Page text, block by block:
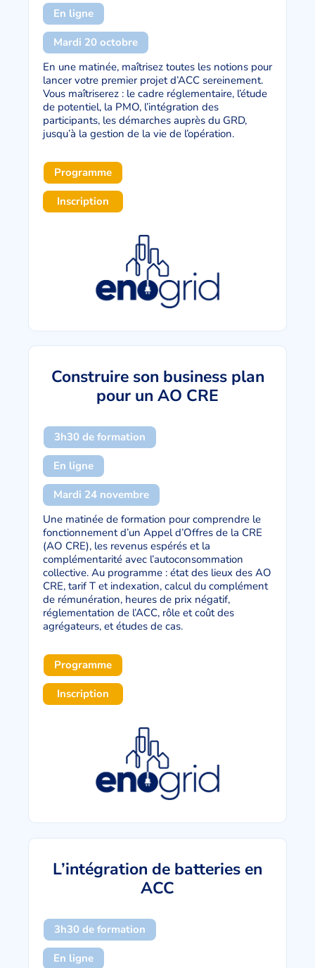
En ligne
Mardi 20 octobre
En une matinée, maîtrisez toutes les notions pour
lancer votre premier projet d’ACC sereinement.
Vous maîtriserez : le cadre réglementaire, l’étude
de potentiel, la PMO, l’intégration des
participants, les démarches auprès du GRD,
jusqu’à la gestion de la vie de l’opération.
Programme
Inscription
Construire son business plan
pour un AO CRE
3h30 de formation
En ligne
Mardi 24 novembre
Une matinée de formation pour comprendre le
fonctionnement d’un Appel d’Offres de la CRE
(AO CRE), les revenus espérés et la
complémentarité avec l’autoconsommation
collective. Au programme : état des lieux des AO
CRE, tarif T et indexation, calcul du complément
de rémunération, heures de prix négatif,
réglementation de l’ACC, rôle et coût des
agrégateurs, et études de cas.
Programme
Inscription
L’intégration de batteries en
ACC
3h30 de formation
En ligne